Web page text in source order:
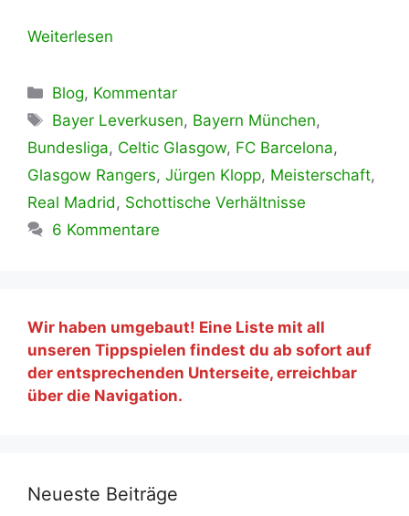
Weiterlesen
Kategorien
Blog, Kommentar
Schlagwörter
Bayer Leverkusen, Bayern München,
Bundesliga, Celtic Glasgow, FC Barcelona,
Glasgow Rangers, Jürgen Klopp, Meisterschaft,
Real Madrid , Schottische Verhältnisse
6 Kommentare
Wir haben umgebaut! Eine Liste mit all
unseren Tippspielen findest du ab sofort auf
der entsprechenden Unterseite, erreichbar
über die Navigation.
Neueste Beiträge